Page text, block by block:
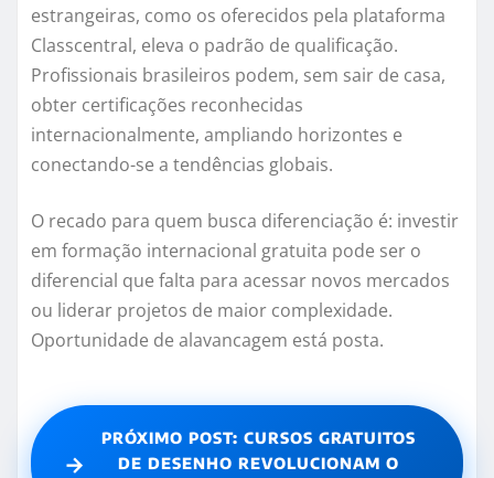
estrangeiras, como os oferecidos pela plataforma
Classcentral, eleva o padrão de qualificação.
Profissionais brasileiros podem, sem sair de casa,
obter certificações reconhecidas
internacionalmente, ampliando horizontes e
conectando-se a tendências globais.
O recado para quem busca diferenciação é: investir
em formação internacional gratuita pode ser o
diferencial que falta para acessar novos mercados
ou liderar projetos de maior complexidade.
Oportunidade de alavancagem está posta.
→
PRÓXIMO POST: CURSOS GRATUITOS
DE DESENHO REVOLUCIONAM O